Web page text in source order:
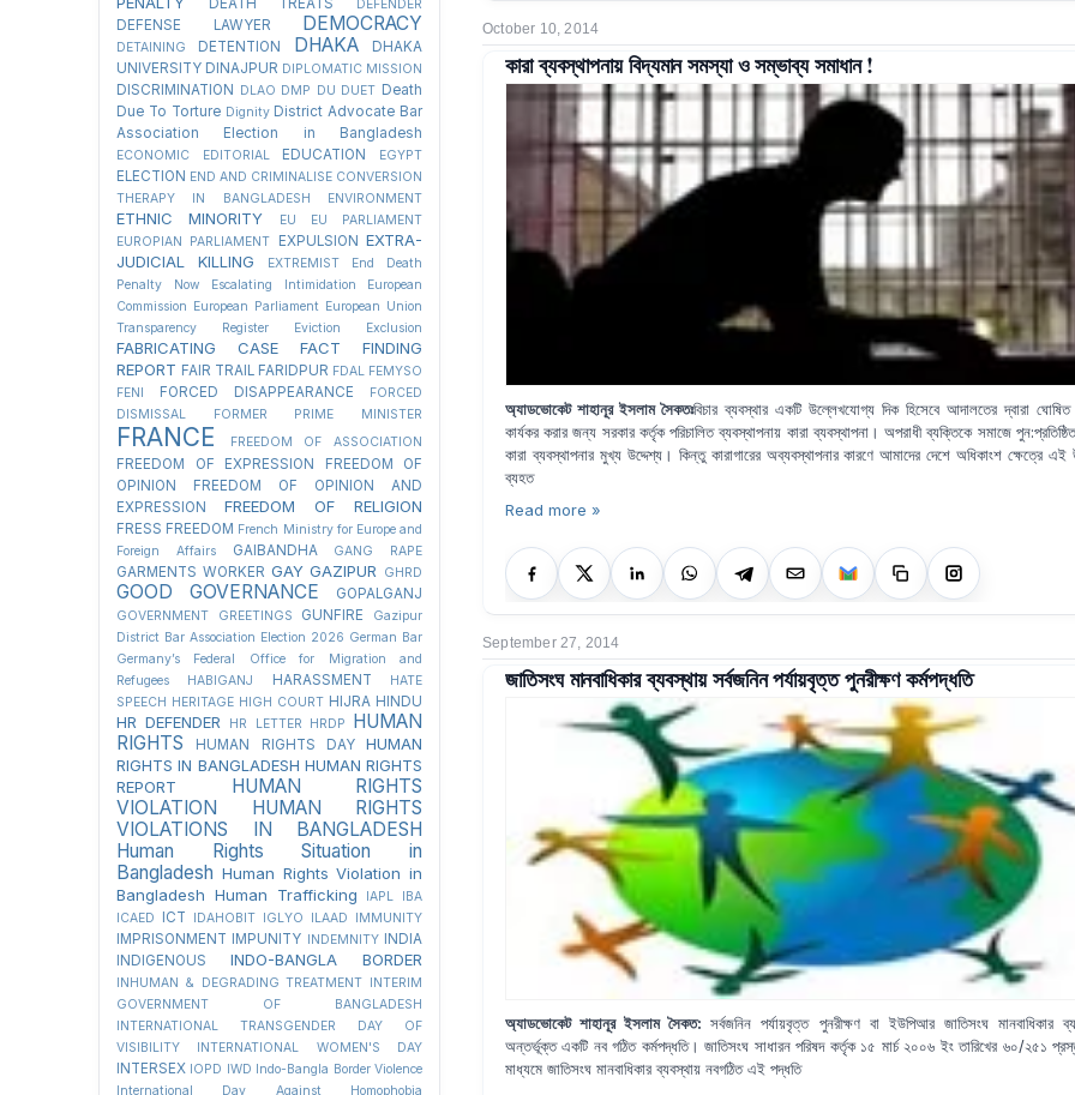
October 10, 2014
কারা ব্যবস্থাপনায় বিদ্যমান সমস্যা ও সম্ভাব্য সমাধান !
অ্যাডভোকেট শাহানূর ইসলাম সৈকতঃবিচার ব্যবস্থার একটি উল্লেখযোগ্য দিক হিসেবে আদালতের দ্বারা ঘোষিত
কার্যকর করার জন্য সরকার কর্তৃক পরিচালিত ব্যবস্থাপনায় কারা ব্যবস্থাপনা। অপরাধী ব্যক্তিকে সমাজে
কারা ব্যবস্থাপনার মুখ্য উদ্দেশ্য। কিন্তু কারাগারের অব্যবস্থাপনার কারণে আমাদের দেশে অধিকাংশ ক্ষেত্রে এই
ব্যহত
Read more »
September 27, 2014
জাতিসংঘ মানবাধিকার ব্যবস্থায় সর্বজনিন পর্যায়বৃত্ত পুনরীক্ষণ কর্মপদ্ধতি
অ্যাডভোকেট শাহানূর ইসলাম সৈকত:সর্বজনিন পর্যায়বৃত্ত পুনরীক্ষণ বা ইউপিআর জাতিসংঘ মানবাধিকার
অন্তর্ভূক্ত একটি নব গঠিত কর্মপদ্ধতি। জাতিসংঘ সাধারন পরিষদ কর্তৃক ১৫ মার্চ ২০০৬ ইং তারিখের ৬০/২৫১
মাধ্যমে জাতিসংঘ মানবাধিকার ব্যবস্থায় নবগঠিত এই পদ্ধতি
DEATH TREATS DEFENDER
DEFENSE LAWYER DEMOCRACY
DETAINING DETENTION DHAKA
DHAKA
UNIVERSITY DINAJPUR DIPLOMATIC MISSION
DISCRIMINATION DLAO DMP DU DUET Death
Due To Torture Dignity District Advocate Bar
Association Election in Bangladesh
ECONOMIC EDITORIAL EDUCATION EGYPT
ELECTION END AND CRIMINALISE CONVERSION
THERAPY IN BANGLADESH
ENVIRONMENT
ETHNIC MINORITY EU
EU PARLIAMENT
EUROPIAN PARLIAMENT
EXPULSION EXTRA-
JUDICIAL KILLING
EXTREMIST
End Death
Penalty Now
Escalating Intimidation
European
Commission European Parliament European Union
Transparency Register
Eviction Exclusion
FABRICATING CASE
FACT FINDING
REPORT FAIR TRAIL FARIDPUR FDAL FEMYSO
FENI
FORCED DISAPPEARANCE
FORCED
DISMISSAL
FORMER PRIME MINISTER
FRANCE FREEDOM OF ASSOCIATION
FREEDOM OF EXPRESSION
FREEDOM OF
OPINION
FREEDOM OF OPINION AND
EXPRESSION
FREEDOM OF RELIGION
FRESS FREEDOM French Ministry for Europe and
Foreign Affairs
GAIBANDHA GANG RAPE
GARMENTS WORKER GAY GAZIPUR GHRD
GOOD GOVERNANCE GOPALGANJ
GOVERNMENT GREETINGS GUNFIRE
Gazipur
District Bar Association Election 2026 German Bar
Germany’s Federal Office for Migration and
Refugees
HABIGANJ HARASSMENT
HATE
SPEECH HERITAGE HIGH COURT HIJRA HINDU
HR DEFENDER HR LETTER HRDP
HUMAN
RIGHTS
HUMAN RIGHTS DAY
HUMAN
RIGHTS IN BANGLADESH HUMAN RIGHTS
REPORT
HUMAN RIGHTS
VIOLATION
HUMAN RIGHTS
VIOLATIONS IN BANGLADESH
Human Rights Situation in
Bangladesh Human Rights Violation in
Bangladesh Human Trafficking IAPL
IBA
ICAED
ICT IDAHOBIT IGLYO ILAAD IMMUNITY
IMPRISONMENT IMPUNITY INDEMNITY
INDIA
INDIGENOUS
INDO-BANGLA BORDER
INHUMAN & DEGRADING TREATMENT INTERIM
GOVERNMENT OF BANGLADESH
INTERNATIONAL TRANSGENDER DAY OF
VISIBILITY
INTERNATIONAL WOMEN'S DAY
INTERSEX IOPD IWD Indo-Bangla Border Violence
International Day Against Homophobia